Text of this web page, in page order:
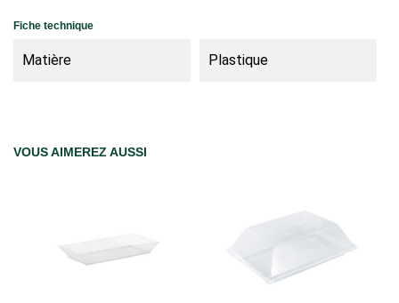
Fiche technique
Matière Plastique
VOUS AIMEREZ AUSSI